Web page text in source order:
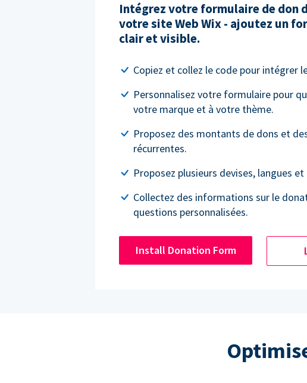
Intégrez votre formulaire de don
votre site Web Wix - ajoutez un
clair et visible.
Copiez et collez le code pour intégrer
Personnalisez votre formulaire pour
votre marque et à votre thème.
Proposez des montants de dons et
récurrentes.
Proposez plusieurs devises, langues
Collectez des informations sur le
questions personnalisées.
Install Donation Form